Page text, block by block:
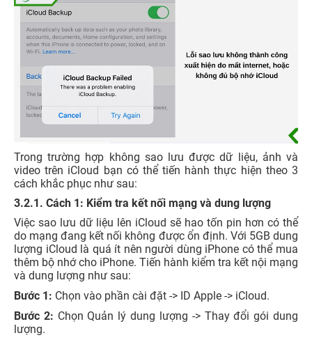
Trong trường hợp không sao lưu được dữ liệu, ảnh và
video trên iCloud bạn có thể tiến hành thực hiện theo 3
cách khắc phục như sau:
3.2.1. Cách 1: Kiểm tra kết nối mạng và dung lượng
Việc sao lưu dữ liệu lên iCloud sẽ hao tốn pin hơn có thể
do mạng đang kết nối không được ổn định. Với 5GB dung
lượng iCloud là quá ít nên người dùng iPhone có thể mua
thêm bộ nhớ cho iPhone. Tiến hành kiểm tra kết nội mạng
và dung lượng như sau:
Bước 1: Chọn vào phần cài đặt -> ID Apple -> iCloud.
Bước 2: Chọn Quản lý dung lượng -> Thay đổi gói dung
lượng.